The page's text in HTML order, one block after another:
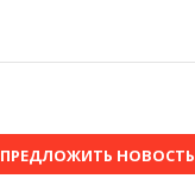
ПРЕДЛОЖИТЬ НОВОСТЬ